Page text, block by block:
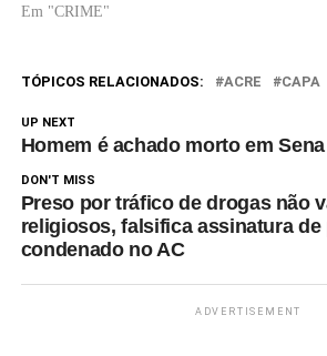
Em "CRIME"
TÓPICOS RELACIONADOS: ACRE CAPA
UP NEXT
Homem é achado morto em
DON'T MISS
Preso por tráfico de drogas não
religiosos, falsifica assinatura de
condenado no AC
ADVERTISEMENT